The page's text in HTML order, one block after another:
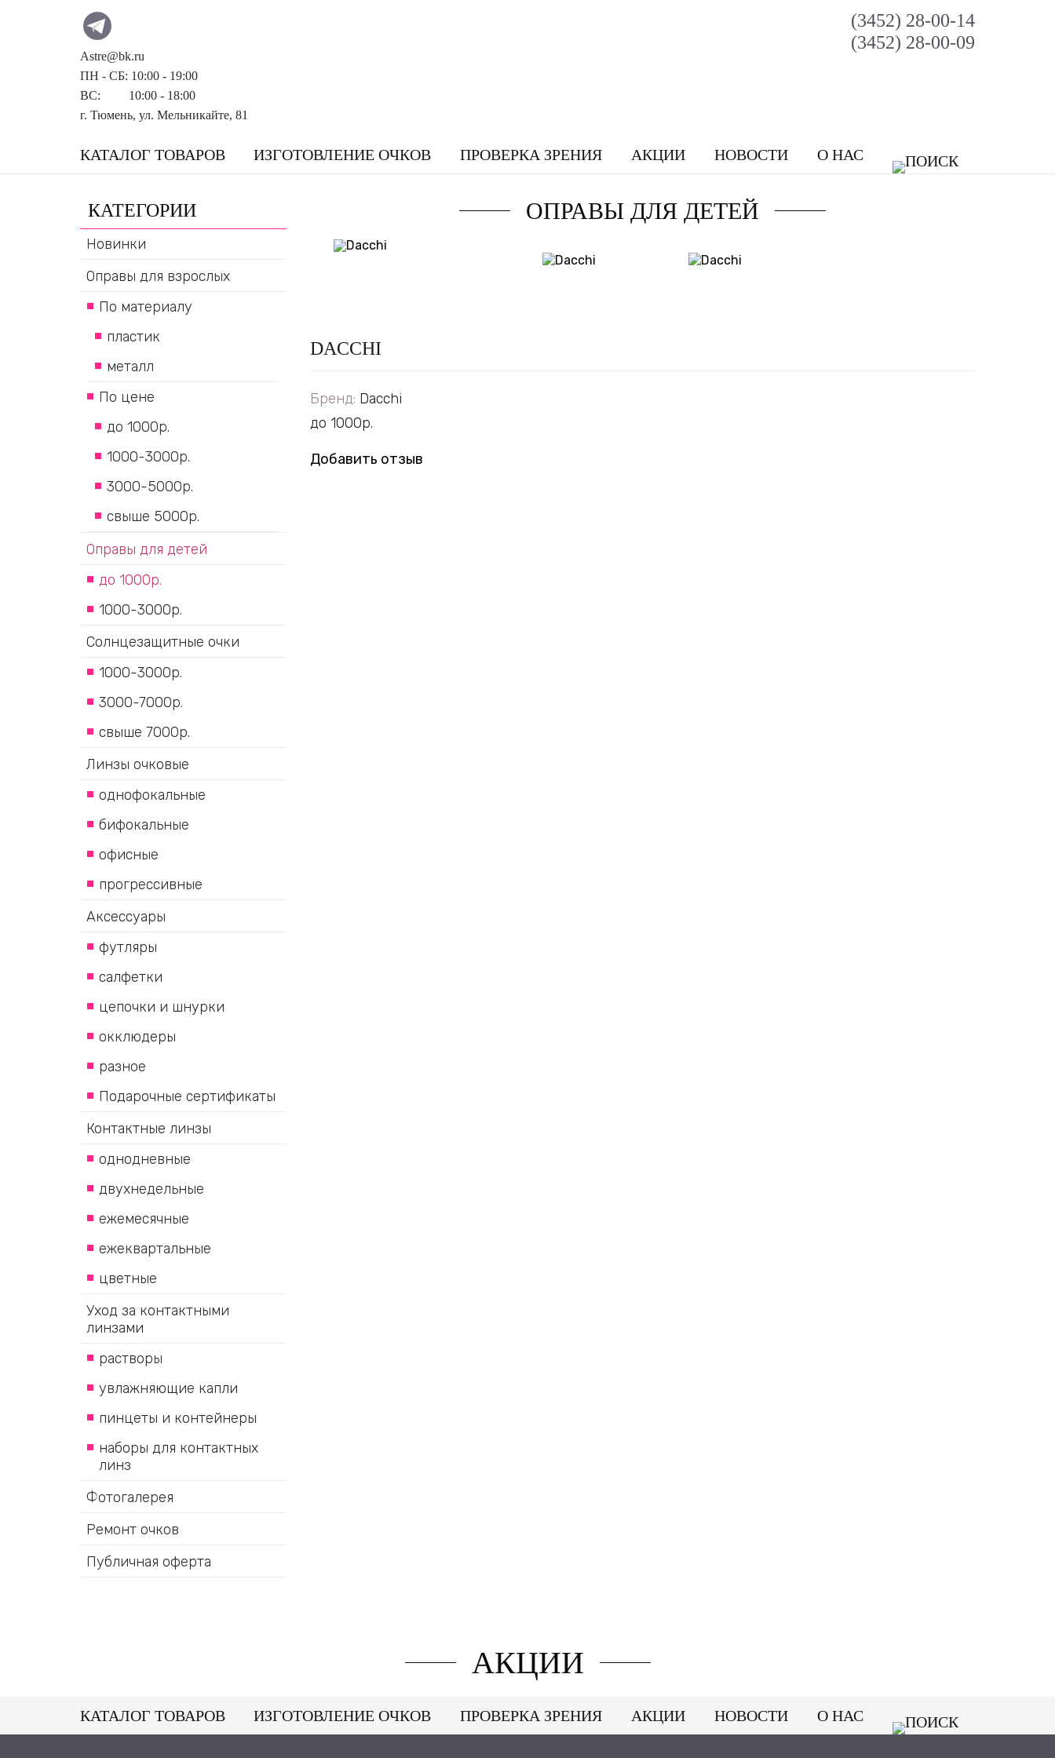
Astre@bk.ru
ПН - СБ: 10:00 - 19:00
ВС: 10:00 - 18:00
г. Тюмень, ул. Мельникайте, 81
(3452) 28-00-14
(3452) 28-00-09
КАТАЛОГ ТОВАРОВ ИЗГОТОВЛЕНИЕ ОЧКОВ ПРОВЕРКА ЗРЕНИЯ АКЦИИ НОВОСТИ О НАС
ОПРАВЫ ДЛЯ ДЕТЕЙ
DACCHI
Бренд: Dacchi
до 1000р.
Добавить отзыв
КАТЕГОРИИ
Новинки
Оправы для взрослых
По материалу
пластик
металл
По цене
до 1000р.
1000-3000р.
3000-5000р.
свыше 5000р.
Оправы для детей
до 1000р.
1000-3000р.
Солнцезащитные очки
1000-3000р.
3000-7000р.
свыше 7000р.
Линзы очковые
однофокальные
бифокальные
офисные
прогрессивные
Аксессуары
футляры
салфетки
цепочки и шнурки
окклюдеры
разное
Подарочные сертификаты
Контактные линзы
однодневные
двухнедельные
ежемесячные
ежеквартальные
цветные
Уход за контактными
линзами
растворы
увлажняющие капли
пинцеты и контейнеры
наборы для контактных
линз
Фотогалерея
Ремонт очков
Публичная оферта
АКЦИИ
КАТАЛОГ ТОВАРОВ ИЗГОТОВЛЕНИЕ ОЧКОВ ПРОВЕРКА ЗРЕНИЯ АКЦИИ НОВОСТИ О НАС